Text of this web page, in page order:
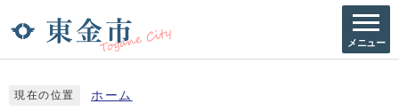
メニュー
現在の位置 ホーム